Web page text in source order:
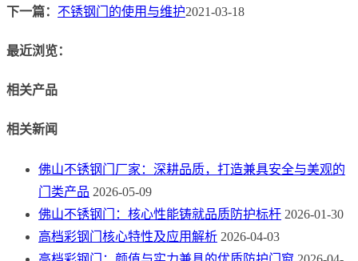
下一篇： 不锈钢门的使用与维护2021-03-18
最近浏览：
相关产品
相关新闻
佛山不锈钢门厂家：深耕品质，打造兼具安全与美观的
门类产品 2026-05-09
佛山不锈钢门：核心性能铸就品质防护标杆 2026-01-30
高档彩钢门核心特性及应用解析 2026-04-03